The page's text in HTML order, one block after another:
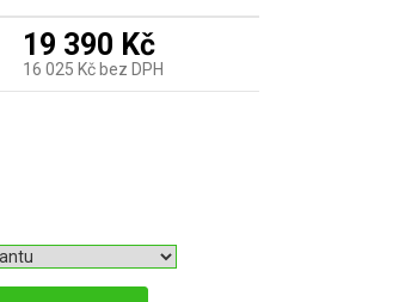
19 390 Kč
16 025 Kč bez DPH